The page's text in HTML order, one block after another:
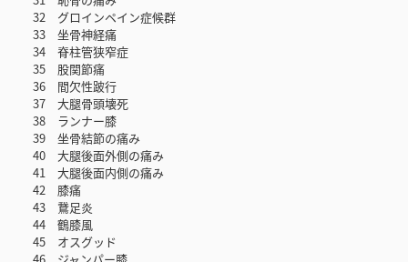
32 グロインペイン症候群
33 坐骨神経痛
34 脊柱管狭窄症
35 股関節痛
36 間欠性跛行
37 大腿骨頭壊死
38 ランナー膝
39 坐骨結節の痛み
40 大腿後面外側の痛み
41 大腿後面内側の痛み
42 膝痛
43 鵞足炎
44 鶴膝風
45 オスグッド